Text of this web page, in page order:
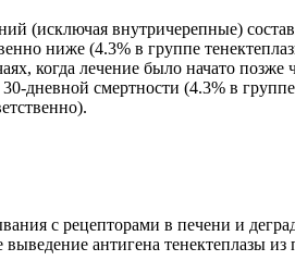
(исключая внутричерепные)
ниже (4.3% в группе
когда лечение было начато
дневной смертности (4.3% в
с рецепторами в печени и
антигена тенектеплазы из